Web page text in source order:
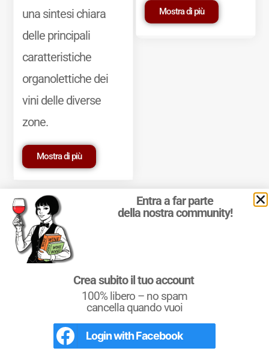
una sintesi chiara
delle principali
caratteristiche
organolettiche dei
vini delle diverse
zone.
Mostra di più
Mostra di più
Marchio Reg. | P.IVA 03921390245
Condizioni d'uso|Privacy Policy|Cookie Policy
cookie
L'Italia del Vino
Entra a far parte
della nostra community!
Crea subito il tuo account
100% libero – no spam
cancella quando vuoi
Login withFacebook